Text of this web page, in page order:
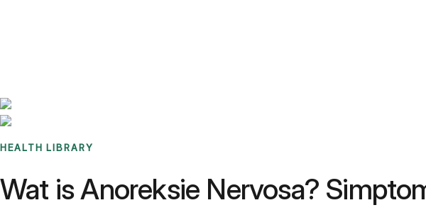
HEALTH LIBRARY
Wat is Anoreksie Nervosa?